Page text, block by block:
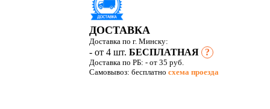
ДОСТАВКА
Доставка по г. Минску:
- от 4 шт.БЕСПЛАТНАЯ ?
Доставка по РБ:- от 35 руб.
Самовывоз: бесплатносхема проезда